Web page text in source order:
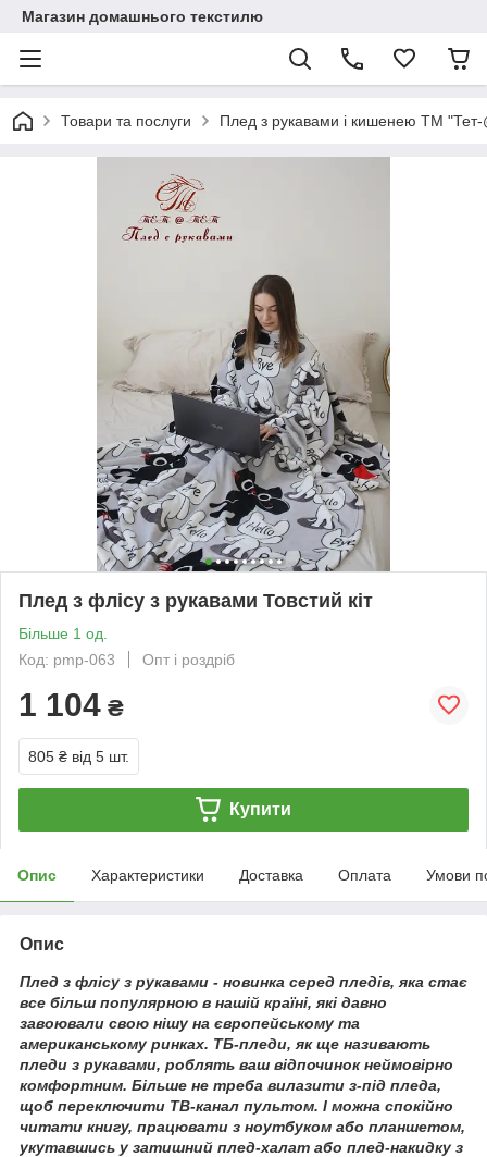
Магазин домашнього текстилю
Товари та послуги Плед з рукавами і кишенею ТМ "Тет-
Плед з флісу з рукавами Товстий кіт
Більше 1 од.
Код: pmp-063
Опт і роздріб
1 104 ₴
805 ₴ від 5 шт.
Купити
Опис Характеристики Доставка Оплата Умови
Опис
Плед з флісу з рукавами - новинка серед пледів, яка стає
все більш популярною в нашій країні, які давно
завоювали свою нішу на європейському та
американському ринках. ТБ-пледи, як ще називають
пледи з рукавами, роблять ваш відпочинок неймовірно
комфортним. Більше не треба вилазити з-під пледа,
щоб переключити ТВ-канал пультом. І можна спокійно
читати книгу, працювати з ноутбуком або планшетом,
укутавшись у затишний плед-халат або плед-накидку з